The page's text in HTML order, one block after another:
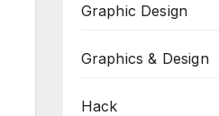
Graphic Design
Graphics & Design
Hack